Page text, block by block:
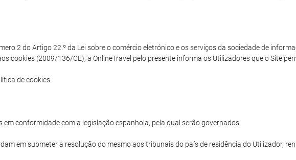
2 do Artigo 22.º da Lei sobre o comércio eletrónico e os serviços da sociedade de
cookies (2009/136/CE), a OnlineTravel pelo presente informa os Utilizadores que o Site
de cookies.
conformidade com a legislação espanhola, pela qual serão governados.
em submeter a resolução do mesmo aos tribunais do país de residência do Utilizador,